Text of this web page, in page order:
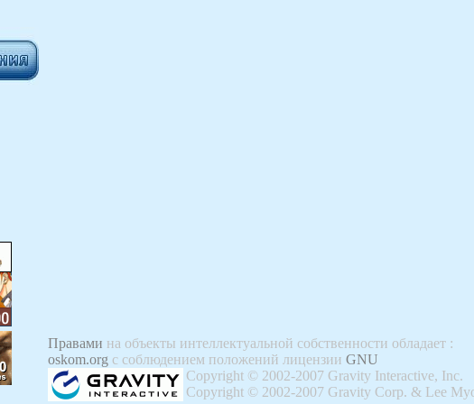
Правами на объекты интеллектуальной собственности обладает :
oskom.org с соблюдением положений лицензии GNU
Copyright © 2002-2007 Gravity Interactive, Inc.
Copyright © 2002-2007 Gravity Corp. & Lee